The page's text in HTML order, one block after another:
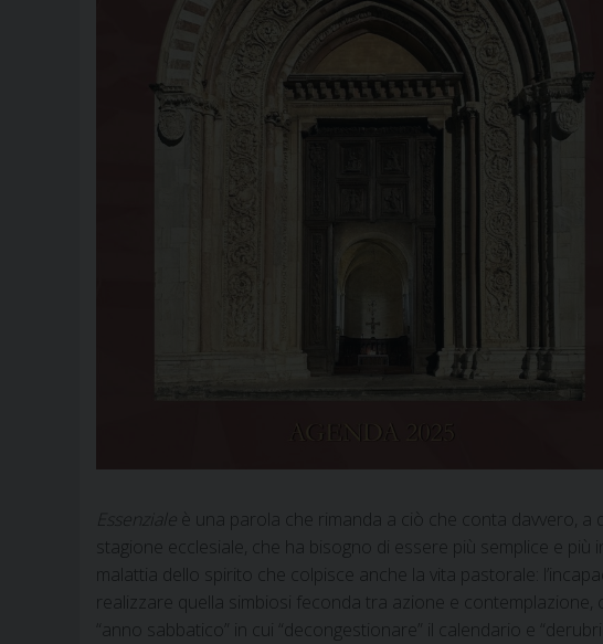
Essenziale è una parola che rimanda a ciò che conta davvero, a
stagione ecclesiale, che ha bisogno di essere più semplice e
malattia dello spirito che colpisce anche la vita pastorale:
realizzare quella simbiosi feconda tra azione e
“anno sabbatico” in cui “decongestionare” il calendario e